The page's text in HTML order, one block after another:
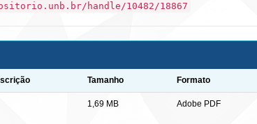
handle/10482/18867
Tamanho Formato
1,69 MB Adobe PDF